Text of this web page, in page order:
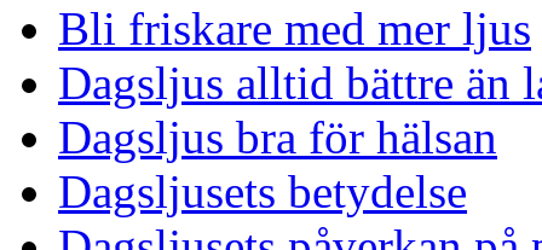
Bli friskare med mer ljus
Dagsljus alltid bättre än
Dagsljus bra för hälsan
Dagsljusets betydelse